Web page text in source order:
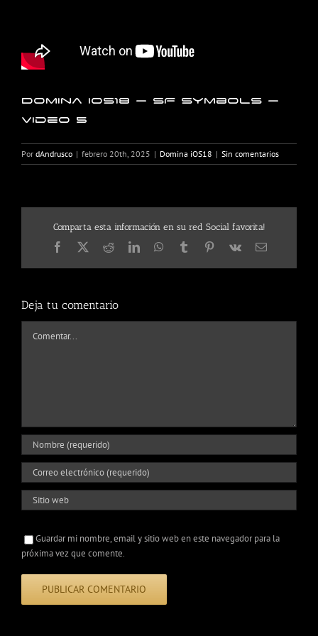
Domina iOS18 – SF Symbols –
Video 5
Por dAndrusco | febrero 20th, 2025 | Domina iOS18 | Sin comentarios
Comparta esta información en su red Social favorita!
Facebook
X RedditLinkedInWhatsApp
TumblrPinterest
Vk
Correo
Deja tu comentario
Guardar mi nombre, email y sitio web en este navegador para la
próxima vez que comente.